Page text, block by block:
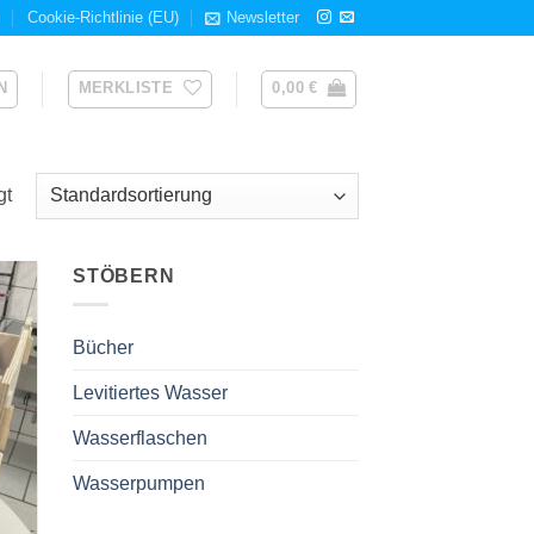
Cookie-Richtlinie (EU) Newsletter
MERKLISTE 0,00€
to
STÖBERN
Bücher
Levitiertes Wasser
Wasserflaschen
Wasserpumpen